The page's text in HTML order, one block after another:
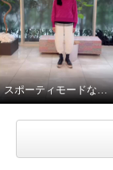
スポーティモードな冬のお出かけスタイル